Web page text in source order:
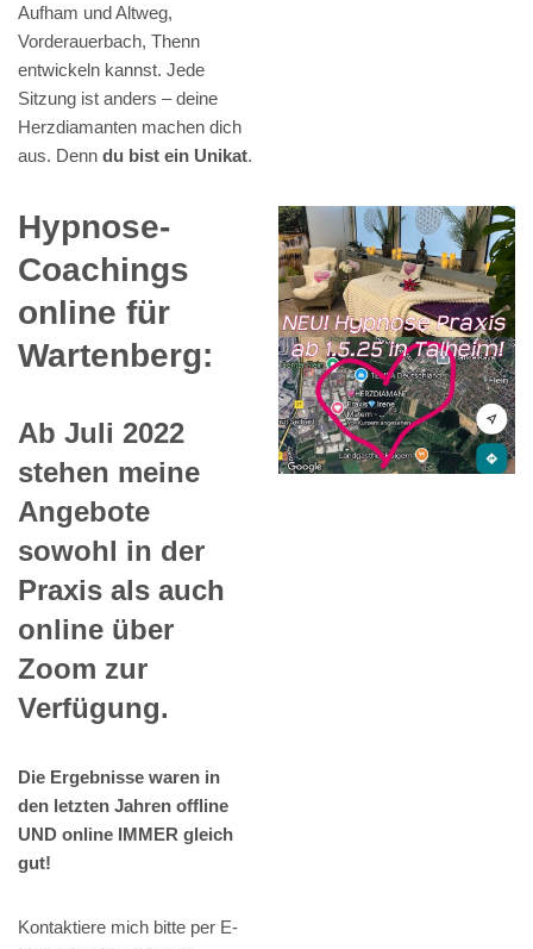
Aufham und Altweg,
Vorderauerbach, Thenn
entwickeln kannst. Jede
Sitzung ist anders – deine
Herzdiamanten machen dich
aus. Denn du bist ein Unikat.
Hypnose-
Coachings
online für
Wartenberg:
Ab Juli 2022
stehen meine
Angebote
sowohl in der
Praxis als auch
online über
Zoom zur
Verfügung.
Die Ergebnisse waren in
den letzten Jahren offline
UND online IMMER gleich
gut!
Kontaktiere mich bitte per E-